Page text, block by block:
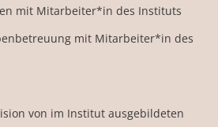
mit Mitarbeiter*in des Instituts
mit Mitarbeiter*in des
von im Institut ausgebildeten